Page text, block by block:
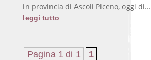
in provincia di Ascoli Piceno, oggi di...
leggi tutto
Pagina 1 di 1 1